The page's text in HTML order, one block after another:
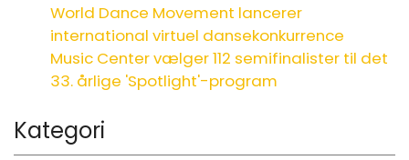
World Dance Movement lancerer
international virtuel dansekonkurrence
Music Center vælger 112 semifinalister til det
33. årlige 'Spotlight'-program
Kategori